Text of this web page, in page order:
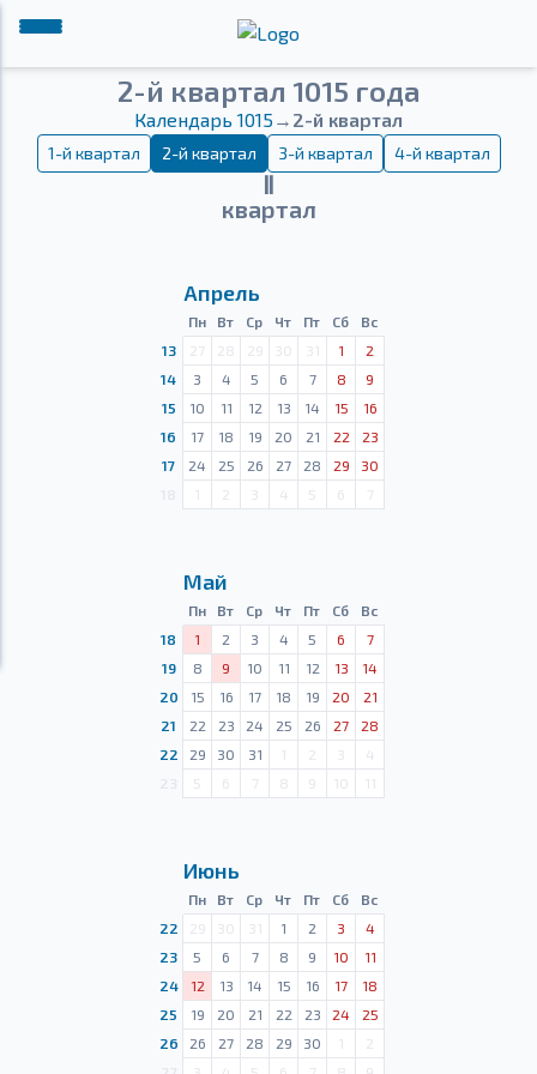
2-й квартал 1015 года
Календарь 1015 → 2-й квартал
1-й квартал 2-й квартал 3-й квартал 4-й квартал
Ⅱ
квартал
Апрель
Пн Вт Ср Чт Пт Сб
Вс
13
27 28 29 30 31 1
2
14
3 4 5 6 7 8
9
15
10 11 12 13 14 15
16
16
17 18 19 20 21 22
23
17
24 25 26 27 28 29
30
1 2 3 4 5 6 7
Май
Пн Вт Ср Чт Пт Сб
Вс
18
1 2 3 4 5 6
7
19
8 9 10 11 12 13
14
20
15 16 17 18 19 20
21
21
22 23 24 25 26 27
28
22
29 30 31 1 2 3
4
5 6 7 8 9 10 11
Июнь
Пн Вт Ср Чт Пт Сб
Вс
22
29 30 31 1 2 3
4
23
5 6 7 8 9 10
11
24
12 13 14 15 16 17
18
25
19 20 21 22 23 24
25
26
26 27 28 29 30 1
2